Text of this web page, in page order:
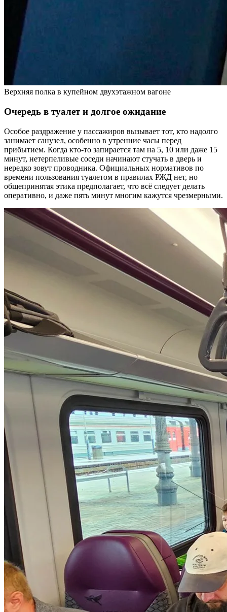
Верхняя полка в купейном двухэтажном вагоне
Очередь в туалет и долгое ожидание
Особое раздражение у пассажиров вызывает тот, кто надолго
занимает санузел, особенно в утренние часы перед
прибытием. Когда кто-то запирается там на 5, 10 или даже 15
минут, нетерпеливые соседи начинают стучать в дверь и
нередко зовут проводника. Официальных нормативов по
времени пользования туалетом в правилах РЖД нет, но
общепринятая этика предполагает, что всё следует делать
оперативно, и даже пять минут многим кажутся чрезмерными.